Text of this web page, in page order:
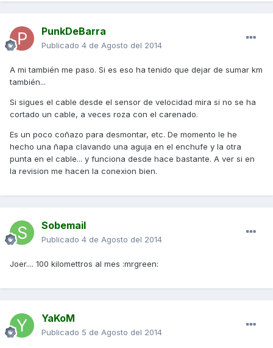
PunkDeBarra
Publicado 4 de Agosto del 2014
A mi también me paso. Si es eso ha tenido que dejar de sumar km
también...
Si sigues el cable desde el sensor de velocidad mira si no se ha
cortado un cable, a veces roza con el carenado.
Es un poco coñazo para desmontar, etc. De momento le he
hecho una ñapa clavando una aguja en el enchufe y la otra
punta en el cable... y funciona desde hace bastante. A ver si en
la revision me hacen la conexion bien.
Sobemail
Publicado 4 de Agosto del 2014
Joer.... 100 kilomettros al mes :mrgreen:
YaKoM
Publicado 5 de Agosto del 2014